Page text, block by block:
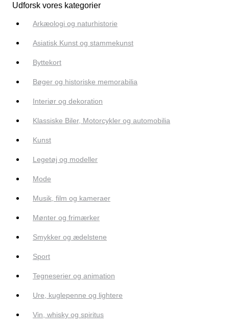
Udforsk vores kategorier
Arkæologi og naturhistorie
Asiatisk Kunst og stammekunst
Byttekort
Bøger og historiske memorabilia
Interiør og dekoration
Klassiske Biler, Motorcykler og automobilia
Kunst
Legetøj og modeller
Mode
Musik, film og kameraer
Mønter og frimærker
Smykker og ædelstene
Sport
Tegneserier og animation
Ure, kuglepenne og lightere
Vin, whisky og spiritus